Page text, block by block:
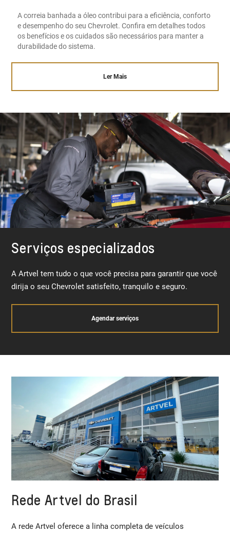
A correia banhada a óleo contribui para a eficiência, conforto
e desempenho do seu Chevrolet. Confira em detalhes todos
os benefícios e os cuidados são necessários para manter a
durabilidade do sistema.
Ler Mais
Serviços especializados
A Artvel tem tudo o que você precisa para garantir que você
dirija o seu Chevrolet satisfeito, tranquilo e seguro.
Agendar serviços
Rede Artvel do Brasil
A rede Artvel oferece a linha completa de veículos